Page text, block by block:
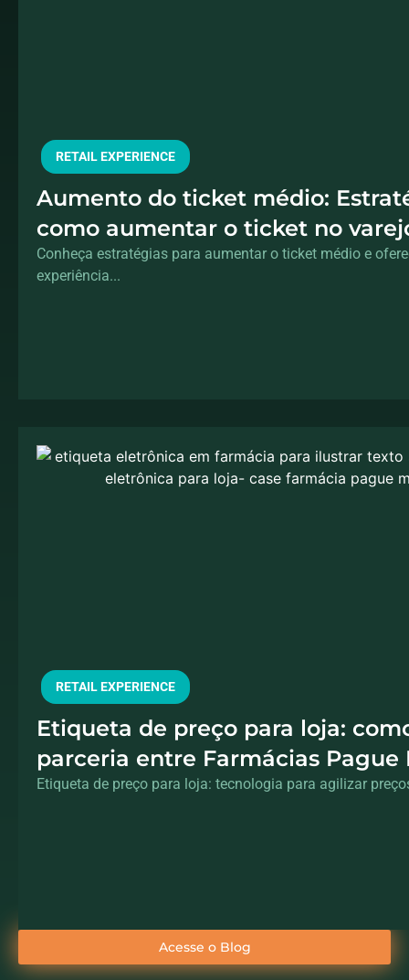
RETAIL EXPERIENCE
Aumento do ticket médio:
como aumentar o ticket no
tecnologia, estratégias e
Conheça estratégias para aumentar o ticket médio e
experiência...
RETAIL EXPERIENCE
Etiqueta de preço para loja:
parceria entre Farmácias Pague
Selbetti trouxe mais agilidade e
Etiqueta de preço para loja: tecnologia para agilizar
Acesse o Blog